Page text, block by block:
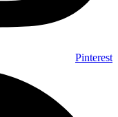
Pinterest